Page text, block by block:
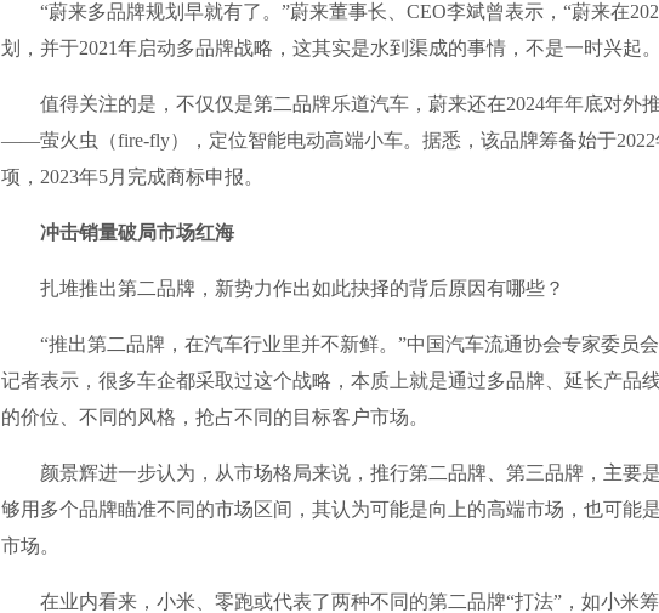
“蔚来多品牌规划早就有了。”蔚来董事长、CEO李斌曾表示，“蔚来在
划，并于2021年启动多品牌战略，这其实是水到渠成的事情，不是一时兴起
值得关注的是，不仅仅是第二品牌乐道汽车，蔚来还在2024年年底对外
——萤火虫（fire-fly），定位智能电动高端小车。据悉，该品牌筹备始于2022
项，2023年5月完成商标申报。
冲击销量破局市场红海
扎堆推出第二品牌，新势力作出如此抉择的背后原因有哪些？
“推出第二品牌，在汽车行业里并不新鲜。”中国汽车流通协会专家委员
记者表示，很多车企都采取过这个战略，本质上就是通过多品牌、延长产品
的价位、不同的风格，抢占不同的目标客户市场。
颜景辉进一步认为，从市场格局来说，推行第二品牌、第三品牌，主要
够用多个品牌瞄准不同的市场区间，其认为可能是向上的高端市场，也可能
市场。
在业内看来，小米、零跑或代表了两种不同的第二品牌“打法”，如小米筹